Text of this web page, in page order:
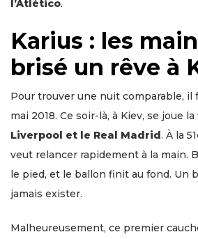
l’Atlético.
Karius : les
brisé un rêve à
Pour trouver une nuit comparable, il
mai 2018. Ce soir-là, à Kiev, se joue
Liverpool et le Real Madrid. À la
veut relancer rapidement à la main.
le pied, et le ballon finit au fond. Un
jamais exister.
Malheureusement, ce premier